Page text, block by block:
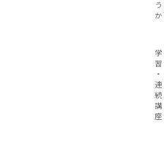
う
か
学
習
・
連
続
講
座